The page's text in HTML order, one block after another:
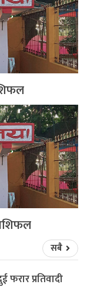
सबै
फरार प्रतिवादी